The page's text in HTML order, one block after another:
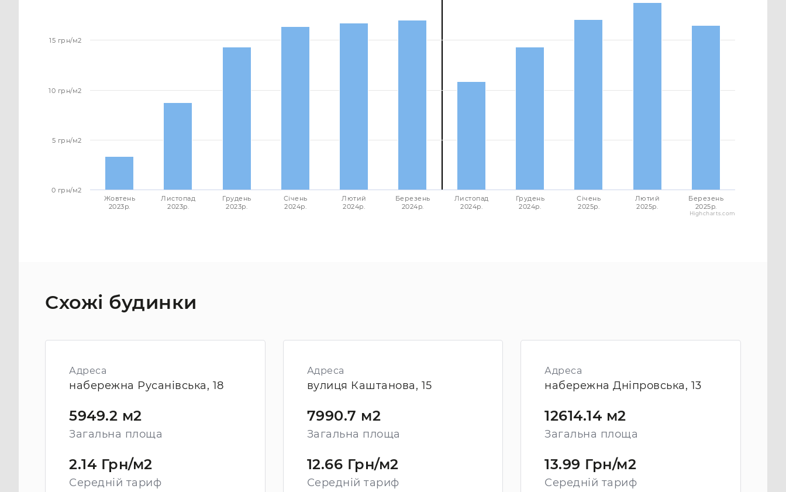
Жовтень
2023p.
Листопад
2023p.
Грудень
2023p.
Січень
2024p.
Лютий
2024p.
Березень
2024p.
Листопад
2024p.
Грудень
2024p.
Січень
2025p.
Лютий
2025p.
Березень
2025p.
0 грн/м2
5 грн/м2
10 грн/м2
15 грн/м2
Highcharts.com
Схожі будинки
Адреса
набережна Русанівська, 18
5949.2 м2
Загальна площа
2.14 Грн/м2
Середній тариф
Адреса
вулиця Каштанова, 15
7990.7 м2
Загальна площа
12.66 Грн/м2
Середній тариф
Адреса
набережна Дніпровська, 13
12614.14 м2
Загальна площа
13.99 Грн/м2
Середній тариф